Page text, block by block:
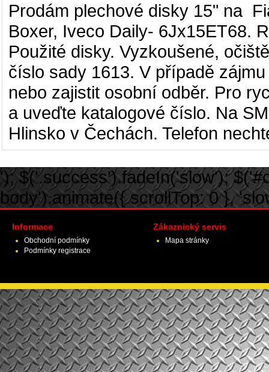
Prodám plechové disky 15" na
Boxer, Iveco Daily- 6Jx15ET68.
Použité disky. Vyzkoušené,
číslo sady 1613. V případě
nebo zajistit osobní odběr. Pro
a uveďte katalogové číslo. Na
Hlinsko v Čechách. Telefon
'); $('.success').fadeIn('slow');
body').animate({ scrollTop: 0 },
Informace
Obchodní podmínky
Podmínky registrace
Zákaznický servis
Mapa stránky